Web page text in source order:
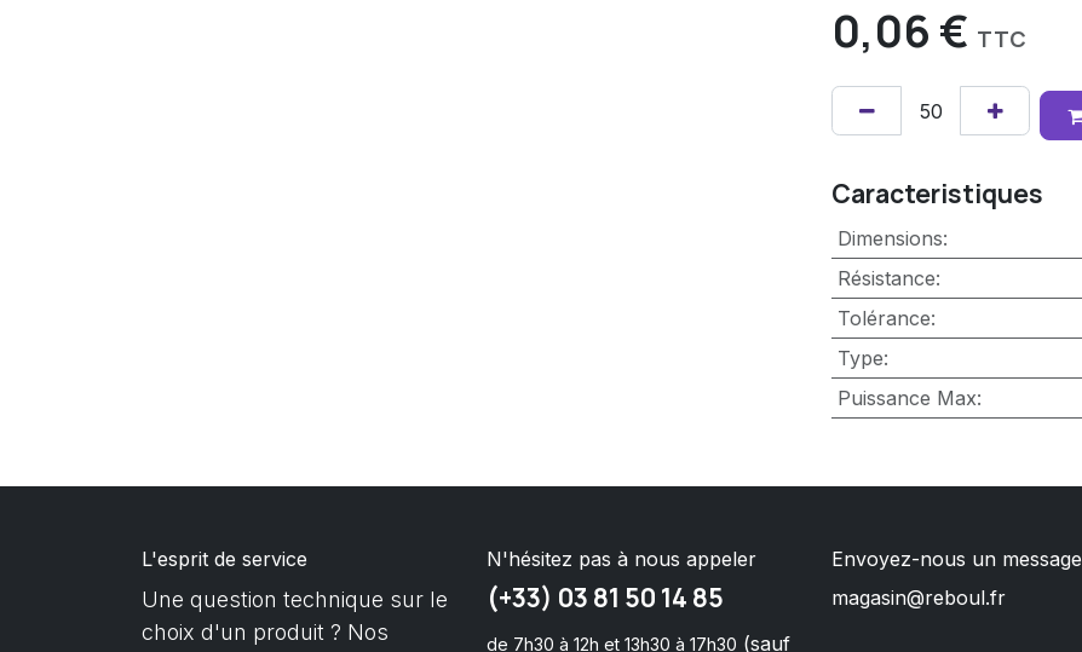
0,06 € TTC
Caracteristiques
Dimensions:
Résistance:
Tolérance:
Type:
Puissance Max:
L'esprit de service
Une question technique sur le
choix d'un produit ? Nos
N'hésitez pas à nous appeler
(+33) 03 81 50 14 85
de 7h30 à 12h et 13h30 à 17h30 (sauf
Envoyez-nous un message
magasin@reboul.fr